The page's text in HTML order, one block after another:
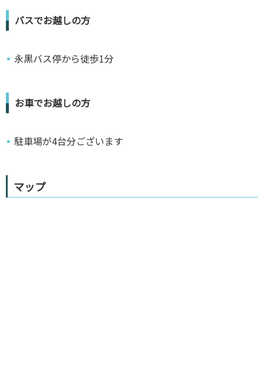
バスでお越しの方
永黒バス停から徒歩1分
お車でお越しの方
駐車場が4台分ございます
マップ